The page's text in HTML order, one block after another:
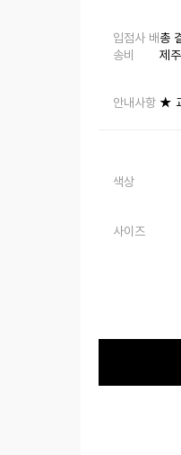
입점사 배
송비
총
제
안내사항 ★
색상
사이즈